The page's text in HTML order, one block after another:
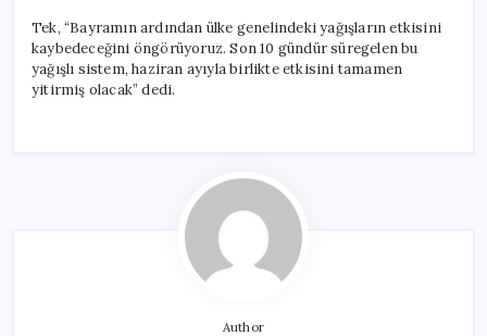
Tek, “Bayramın ardından ülke genelindeki yağışların etkisini
kaybedeceğini öngörüyoruz. Son 10 gündür süregelen bu
yağışlı sistem, haziran ayıyla birlikte etkisini tamamen
yitirmiş olacak” dedi.
Author